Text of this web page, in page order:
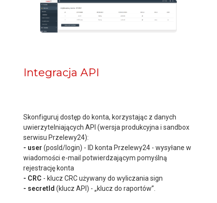
Integracja API
Skonfiguruj dostęp do konta, korzystając z danych
uwierzytelniających API (wersja produkcyjna i sandbox
serwisu Przelewy24):
- user (posId/login) - ID konta Przelewy24 - wysyłane w
wiadomości e-mail potwierdzającym pomyślną
rejestrację konta
- CRC - klucz CRC używany do wyliczania sign
- secretId (klucz API) - „klucz do raportów”.